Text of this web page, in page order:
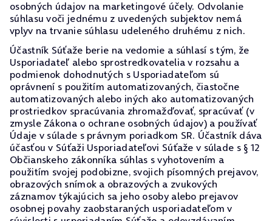
osobných údajov na marketingové účely. Odvolanie
súhlasu voči jednému z uvedených subjektov nemá
vplyv na trvanie súhlasu udeleného druhému z nich.
Účastník Súťaže berie na vedomie a súhlasí s tým, že
Usporiadateľ alebo sprostredkovatelia v rozsahu a
podmienok dohodnutých s Usporiadateľom sú
oprávnení s použitím automatizovaných, čiastočne
automatizovaných alebo iných ako automatizovaných
prostriedkov spracúvania zhromažďovať, spracúvať (v
zmysle Zákona o ochrane osobných údajov) a používať
Údaje v súlade s právnym poriadkom SR. Účastník dáva
účasťou v Súťaži Usporiadateľovi Súťaže v súlade s § 12
Občianskeho zákonníka súhlas s vyhotovením a
použitím svojej podobizne, svojich písomných prejavov,
obrazových snímok a obrazových a zvukových
záznamov týkajúcich sa jeho osoby alebo prejavov
osobnej povahy zaobstaraných usporiadateľom v